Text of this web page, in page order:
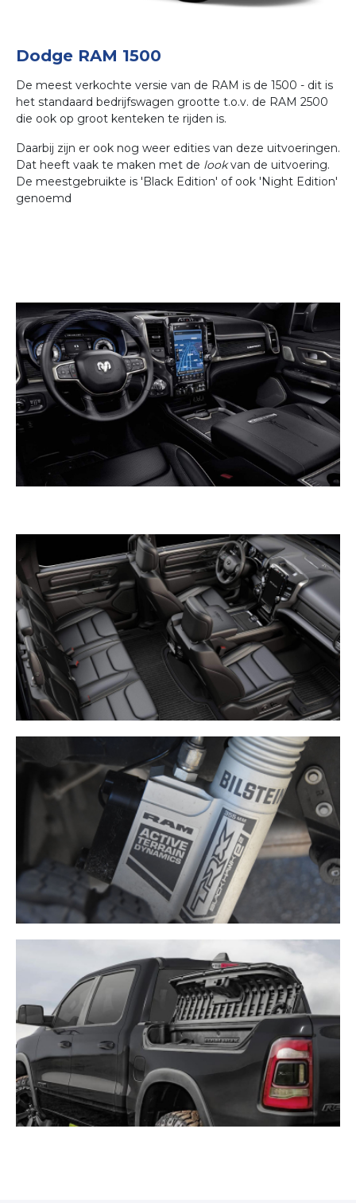
Dodge RAM 1500
De meest verkochte versie van de RAM is de 1500 - dit is
het standaard bedrijfswagen grootte t.o.v. de RAM 2500
die ook op groot kenteken te rijden is.
Daarbij zijn er ook nog weer edities van deze uitvoeringen.
Dat heeft vaak te maken met de lookvan de uitvoering.
De meestgebruikte is 'Black Edition' of ook 'Night Edition'
genoemd